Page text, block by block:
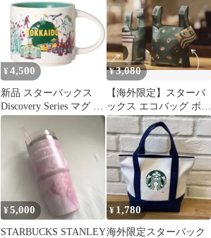
¥ 4,500
新品 スターバックス
Discovery Series マグ 北
海道限定
¥3,080
【海外限定】スターバ
ックス エコバッグ ボト
ルバッグ シンガポー
ル 新品
¥5,000
STARBUCKS STANLEY
¥ 1,780
海外限定スターバック